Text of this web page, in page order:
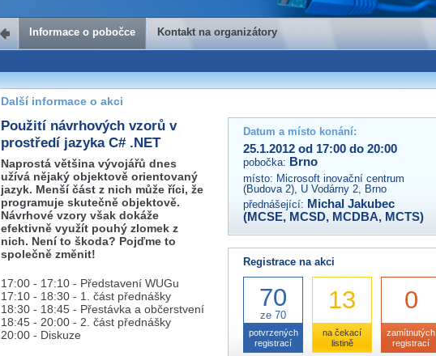
Kontakt na organizátory
Pokud máte jakýkoliv dotaz na organizátory této akce,
prosím neváhejte nás kontaktovat na e-mailu:
brno@wug.cz
Informace o pobočce Kontakt na organizátory
Další informace o akci
Použití návrhových vzorů v
prostředí jazyka C# .NET
Naprostá většina vývojářů dnes
užívá nějaký objektově orientovaný
jazyk. Menší část z nich může říci, že
programuje skutečně objektově.
Návrhové vzory však dokáže
efektivně využít pouhý zlomek z
nich. Není to škoda? Pojďme to
společně změnit!
17:00 - 17:10 - Představení WUGu
17:10 - 18:30 - 1. část přednášky
18:30 - 18:45 - Přestávka a občerstvení
18:45 - 20:00 - 2. část přednášky
20:00 - Diskuze
Datum a místo konání:
25.1.2012 od 17:00 do 20:00
pobočka: Brno
místo: Microsoft inovační centrum
(Budova 2), U Vodárny 2, Brno
přednášející: Michal Jakubec
(MCSE, MCSD, MCDBA, MCTS)
Registrace na akci
70
ze 70
potvrzených
registrací
13
na čekací
listině
0
zamítnutých
registrací